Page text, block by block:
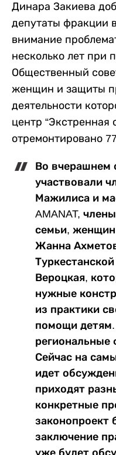
Динара Закиева
депутаты фракции
внимание
несколько лет при
Общественный
женщин и защиты
деятельности
центр “Экстренная
отремонтировано
Во вчерашнем
участвовали
Мажилиса и
AMANAT,
семьи,
Жанна
Вероцкая,
нужные
из практики
помощи
региональные
Сейчас на
идет
приходят
конкретные
законопроект
заключение
уже будет